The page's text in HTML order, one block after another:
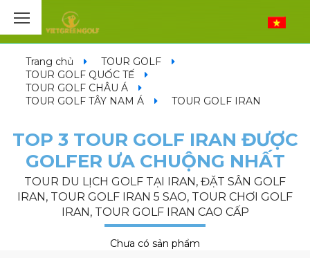
Trang chủ
TOUR GOLF
TOUR GOLF QUỐC TẾ
TOUR GOLF CHÂU Á
TOUR GOLF TÂY NAM Á
TOUR GOLF IRAN
TOP 3 TOUR GOLF IRAN ĐƯỢC
GOLFER ƯA CHUỘNG NHẤT
TOUR DU LỊCH GOLF TẠI IRAN, ĐẶT SÂN GOLF
IRAN, TOUR GOLF IRAN 5 SAO, TOUR CHƠI GOLF
IRAN, TOUR GOLF IRAN CAO CẤP
Chưa có sản phẩm